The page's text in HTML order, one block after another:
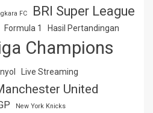
FC BRI Super League
Formula 1 Hasil Pertandingan
Champions
Live Streaming
United
New York Knicks